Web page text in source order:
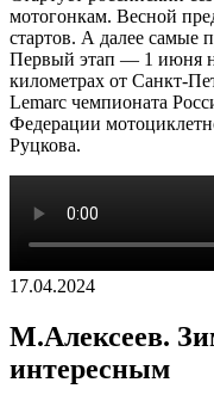
мотогонкам. Весной
стартов. А далее самые
Первый этап — 1 июня
километрах от Санкт-
Lemarc чемпионата
Федерации
Руцкова.
17.04.2024
М.Алексеев.
интересным